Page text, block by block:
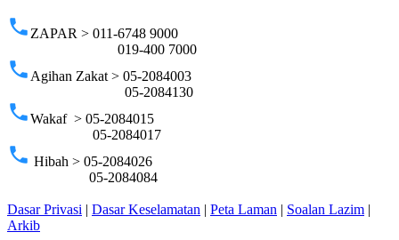
phone ZAPAR > 011-6748 9000
019-400 7000
phone Agihan Zakat > 05-2084003
05-2084130
phoneWakaf > 05-2084015
05-2084017
phone Hibah > 05-2084026
05-2084084
Dasar Privasi | Dasar Keselamatan | Peta Laman | Soalan Lazim |
Arkib